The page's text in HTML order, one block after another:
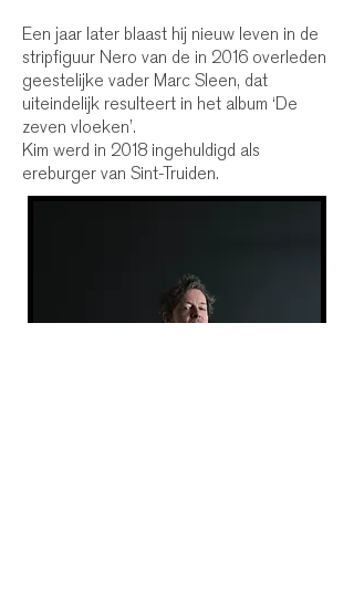
Een jaar later blaast hij nieuw leven in de
stripfiguur Nero van de in 2016 overleden
geestelijke vader Marc Sleen, dat
uiteindelijk resulteert in het album ‘De
zeven vloeken’.
Kim werd in 2018 ingehuldigd als
ereburger van Sint-Truiden.